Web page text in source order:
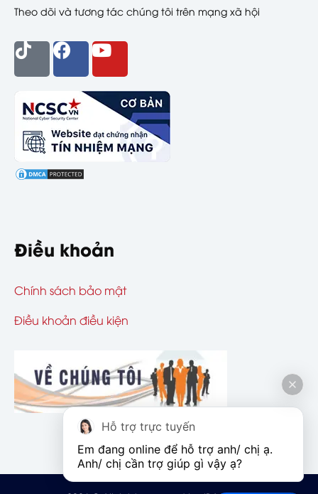
Theo dõi và tương tác chúng tôi trên mạng xã hội
Điều khoản
Chính sách bảo mật
Điều khoản điều kiện
Hỗ trợ trực tuyến
Em đang online để hỗ trợ anh/ chị ạ.
Anh/ chị cần trợ giúp gì vậy ạ?